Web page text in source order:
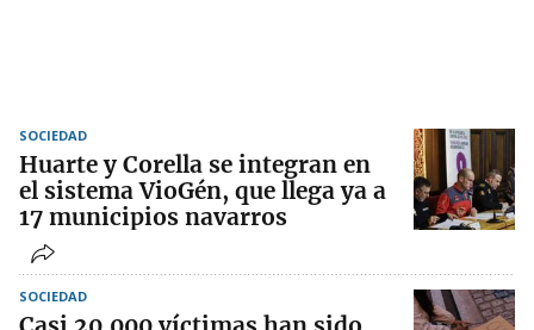
SOCIEDAD
Huarte y Corella se integran en
el sistema VioGén, que llega ya a
17 municipios navarros
SOCIEDAD